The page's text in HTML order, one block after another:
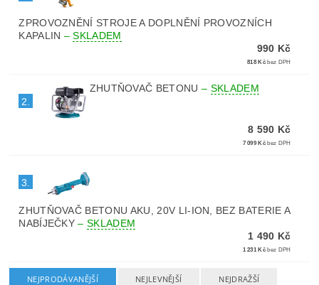
ZPROVOZNĚNÍ STROJE A DOPLNĚNÍ PROVOZNÍCH
KAPALIN –SKLADEM
990 Kč
818 Kč bez DPH
2.
ZHUTŇOVAČ BETONU– SKLADEM
8 590 Kč
7 099 Kč bez DPH
3.
ZHUTŇOVAČ BETONU AKU, 20V LI-ION, BEZ BATERIE A
NABÍJEČKY–SKLADEM
1 490 Kč
1 231 Kč bez DPH
NEJPRODÁVANĚJŠÍ NEJLEVNĚJŠÍ NEJDRAŽŠÍ